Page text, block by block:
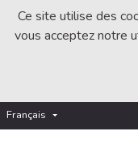
Ce site utilise des
vous acceptez notre
Français Choisir la langue